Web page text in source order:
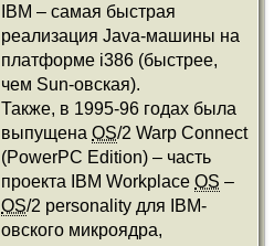
IBM – самая быстрая
реализация Java-машины на
платформе i386 (быстрее,
чем Sun-овская).
Также, в 1995-96 годах была
выпущена OS/2 Warp Connect
(PowerPC Edition) – часть
проекта IBM Workplace OS –
OS/2 personality для IBM-
овского микроядра,